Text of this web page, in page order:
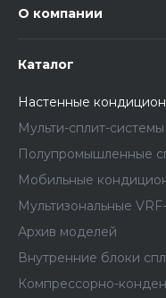
О компании
Каталог
Настенные
Мульти-сплит-системы
Полупромышленные
Мобильные
Мультизональные
Архив моделей
Внутренние блоки
Компрессорно-